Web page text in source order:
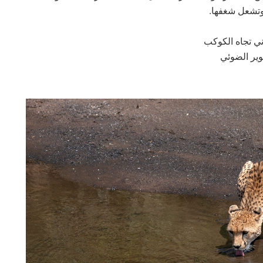
شغفها.
تجاه الكوكب
الضوئي